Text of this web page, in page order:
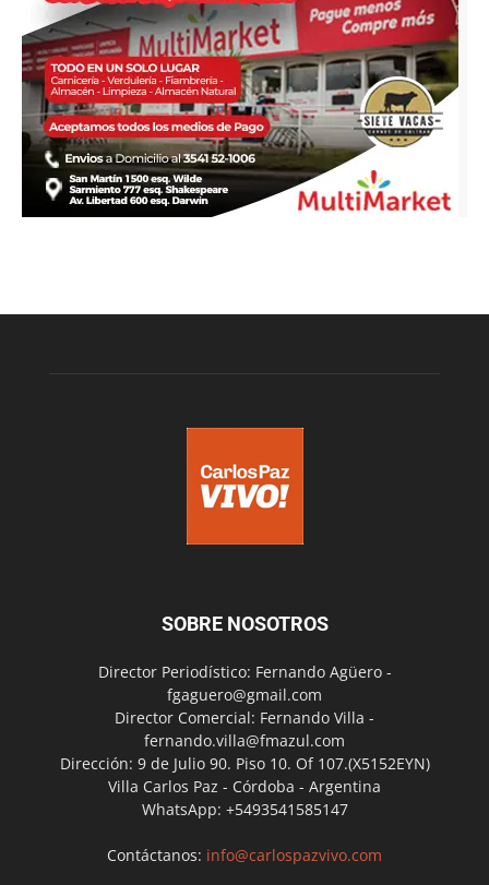
SOBRE NOSOTROS
Director Periodístico: Fernando Agüero -
fgaguero@gmail.com
Director Comercial: Fernando Villa -
fernando.villa@fmazul.com
Dirección: 9 de Julio 90. Piso 10. Of 107.(X5152EYN)
Villa Carlos Paz - Córdoba - Argentina
WhatsApp: +5493541585147
Contáctanos: info@carlospazvivo.com